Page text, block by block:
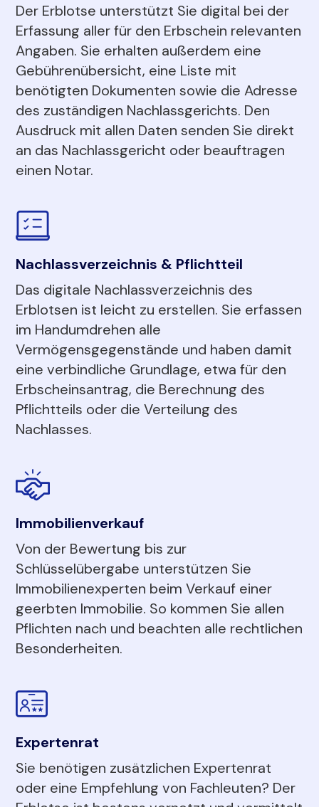
Der Erblotse unterstützt Sie digital bei der
Erfassung aller für den Erbschein relevanten
Angaben. Sie erhalten außerdem eine
Gebührenübersicht, eine Liste mit
benötigten Dokumenten sowie die Adresse
des zuständigen Nachlassgerichts. Den
Ausdruck mit allen Daten senden Sie direkt
an das Nachlassgericht oder beauftragen
einen Notar.
Nachlassverzeichnis & Pflichtteil
Das digitale Nachlassverzeichnis des
Erblotsen ist leicht zu erstellen. Sie erfassen
im Handumdrehen alle
Vermögensgegenstände und haben damit
eine verbindliche Grundlage, etwa für den
Erbscheinsantrag, die Berechnung des
Pflichtteils oder die Verteilung des
Nachlasses.
Immobilienverkauf
Von der Bewertung bis zur
Schlüsselübergabe unterstützen Sie
Immobilienexperten beim Verkauf einer
geerbten Immobilie. So kommen Sie allen
Pflichten nach und beachten alle rechtlichen
Besonderheiten.
Expertenrat
Sie benötigen zusätzlichen Expertenrat
oder eine Empfehlung von Fachleuten? Der